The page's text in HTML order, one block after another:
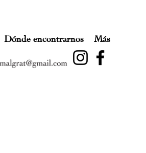
Dónde encontrarnos Más